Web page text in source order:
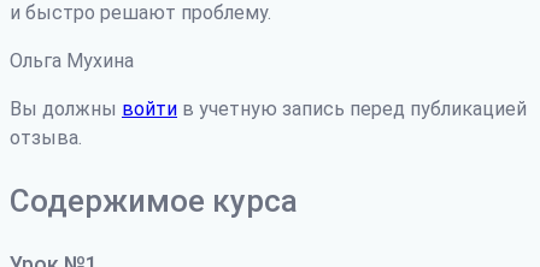
и быстро решают проблему.
Ольга Мухина
Вы должны войти в учетную запись перед публикацией
отзыва.
Содержимое курса